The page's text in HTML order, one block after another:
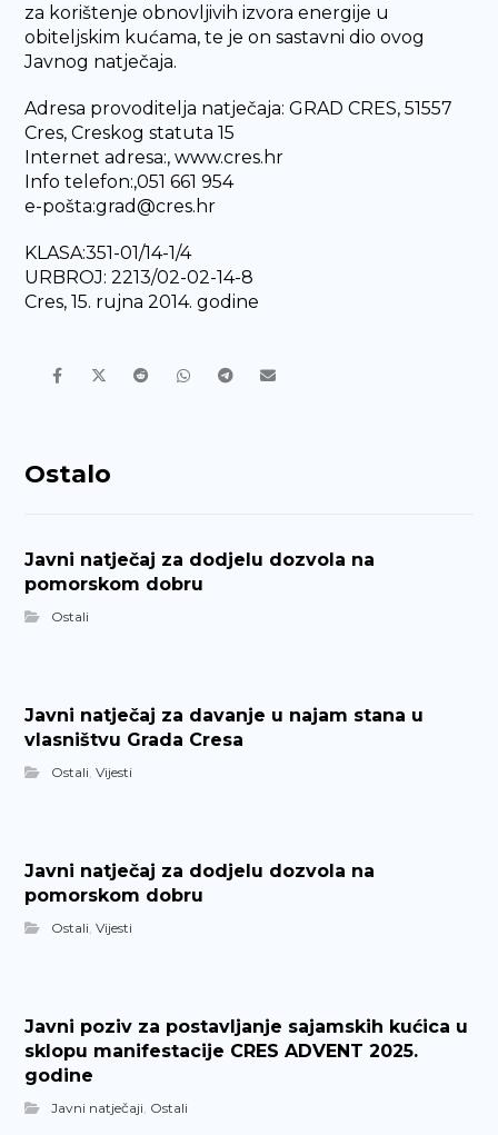
za korištenje obnovljivih izvora energije u
obiteljskim kućama, te je on sastavni dio ovog
Javnog natječaja.
Adresa provoditelja natječaja: GRAD CRES, 51557
Cres, Creskog statuta 15
Internet adresa:, www.cres.hr
Info telefon:,051 661 954
e-pošta:grad@cres.hr
KLASA:351-01/14-1/4
URBROJ: 2213/02-02-14-8
Cres, 15. rujna 2014. godine
Ostalo
Javni natječaj za dodjelu dozvola na
pomorskom dobru
Ostali
Javni natječaj za davanje u najam stana u
vlasništvu Grada Cresa
Ostali,Vijesti
Javni natječaj za dodjelu dozvola na
pomorskom dobru
Ostali,Vijesti
Javni poziv za postavljanje sajamskih kućica u
sklopu manifestacije CRES ADVENT 2025.
godine
Javni natječaji, Ostali